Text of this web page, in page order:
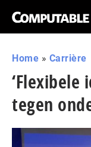
Home » Carrière
‘Flexibele
tegen